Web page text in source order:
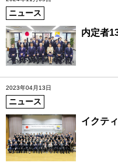
ニュース
内定者
2023年04月13日
ニュース
イクテ